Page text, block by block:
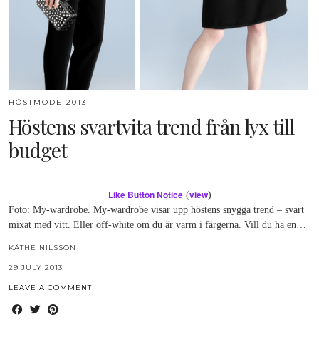
HÖSTMODE 2013
Höstens svartvita trend från lyx till
budget
Like Button Notice(view)
Foto: My-wardrobe. My-wardrobe visar upp höstens snygga trend – svart
mixat med vitt. Eller off-white om du är varm i färgerna. Vill du ha en…
KÄTHE NILSSON
29 JULY 2013
LEAVE A COMMENT